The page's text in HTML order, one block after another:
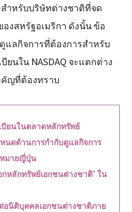
ำหรับบริษัทต่างชาติที่จด
งสหรัฐอเมริกา ดังนั้น ข้อ
ลกิจการที่ต้องการสำหรับ
นใน NASDAQ จะแตกต่าง
ญที่ต้องทราบ
บียนในตลาดหลักทรัพย์
นดด้านการกำกับดูแลกิจการ
มายญี่ปุ่น
หลักทรัพย์เอกชนต่างชาติ’ ใน
อนิติบุคคลเอกชนต่างชาติภาย